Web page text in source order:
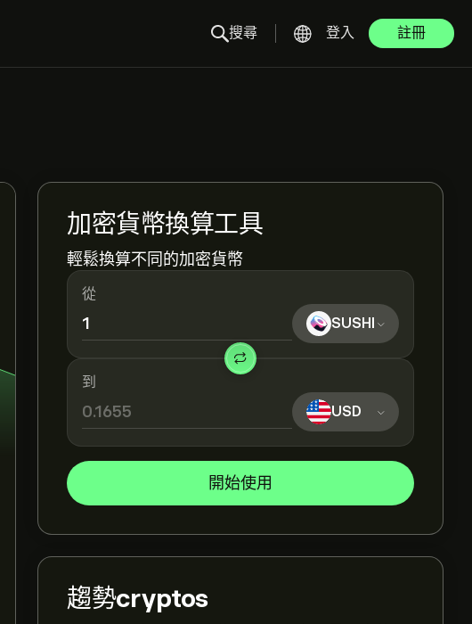
搜尋 登入 註冊
加密貨幣換算工具
輕鬆換算不同的加密貨幣
從
SUSHI
到
USD
開始使用
趨勢cryptos